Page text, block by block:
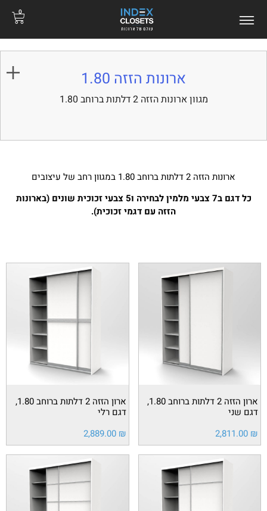
0
ארונות הזזה 1.80
מגוון ארונות הזזה 2 דלתות ברוחב 1.80
ארונות הזזה 2 דלתות ברוחב 1.80 במגוון רחב של עיצובים
כל דגם ב7 צבעי מלמין לבחירה ו5 צבעי זכוכית שונים (בארונות
הזזה עם דגמי זכוכית).
ארון הזזה 2 דלתות ברוחב 1.80,
דגם שני
2,811.00 ₪
ארון הזזה 2 דלתות ברוחב 1.80,
דגם רלי
2,889.00 ₪